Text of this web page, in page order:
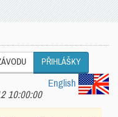
PŘIHLÁŠKY
English
10:00:00